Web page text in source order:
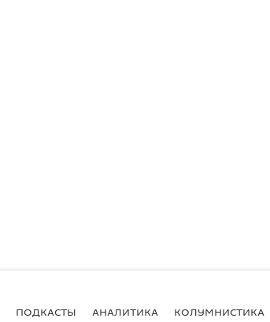
ПОДКАСТЫ АНАЛИТИКА КОЛУМНИСТИКА